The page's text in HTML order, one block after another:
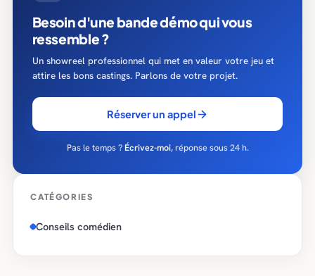
Besoin d'une bande démo qui vous
ressemble ?
Un showreel professionnel qui met en valeur votre jeu et
attire les bons castings. Parlons de votre projet.
Réserver un appel
Pas le temps ?Écrivez-moi, réponse sous 24 h.
CATÉGORIES
Conseils comédien